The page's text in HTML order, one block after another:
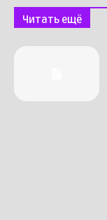
Читать ещё